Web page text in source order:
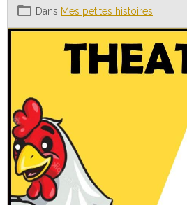
Dans Mes petites histoires